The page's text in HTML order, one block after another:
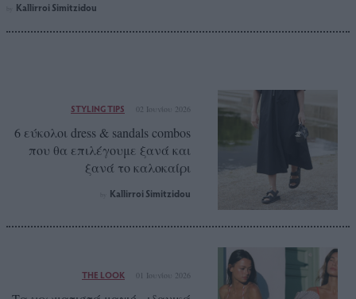
Kallirroi Simitzidou
STYLING TIPS 02 Ιουνίου 2026
6 εύκολοι dress & sandals combos
που θα επιλέγουμε ξανά και
ξανά το καλοκαίρι
Kallirroi Simitzidou
THE LOOK 01 Ιουνίου 2026